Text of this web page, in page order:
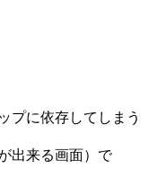
プに依存してしまう
出来る画面）で